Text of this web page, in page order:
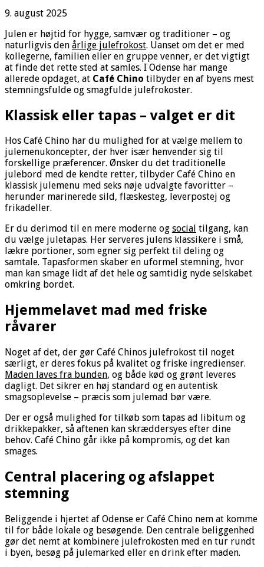
9. august 2025
Julen er højtid for hygge, samvær og traditioner – og
naturligvis den årlige julefrokost. Uanset om det er med
kollegerne, familien eller en gruppe venner, er det vigtigt
at finde det rette sted at samles. I Odense har mange
allerede opdaget, at Café Chino tilbyder en af byens mest
stemningsfulde og smagfulde julefrokoster.
Klassisk eller tapas – valget er dit
Hos Café Chino har du mulighed for at vælge mellem to
julemenukoncepter, der hver især henvender sig til
forskellige præferencer. Ønsker du det traditionelle
julebord med de kendte retter, tilbyder Café Chino en
klassisk julemenu med seks nøje udvalgte favoritter –
herunder marinerede sild, flæskesteg, leverpostej og
frikadeller.
Er du derimod til en mere moderne og social tilgang, kan
du vælge juletapas. Her serveres julens klassikere i små,
lækre portioner, som egner sig perfekt til deling og
samtale. Tapasformen skaber en uformel stemning, hvor
man kan smage lidt af det hele og samtidig nyde selskabet
omkring bordet.
Hjemmelavet mad med friske
råvarer
Noget af det, der gør Café Chinos julefrokost til noget
særligt, er deres fokus på kvalitet og friske ingredienser.
Maden laves fra bunden, og både kød og grønt leveres
dagligt. Det sikrer en høj standard og en autentisk
smagsoplevelse – præcis som julemad bør være.
Der er også mulighed for tilkøb som tapas ad libitum og
drikkepakker, så aftenen kan skræddersyes efter dine
behov. Café Chino går ikke på kompromis, og det kan
smages.
Central placering og afslappet
stemning
Beliggende i hjertet af Odense er Café Chino nem at komme
til for både lokale og besøgende. Den centrale beliggenhed
gør det nemt at kombinere julefrokosten med en tur rundt
i byen, besøg på julemarked eller en drink efter maden.